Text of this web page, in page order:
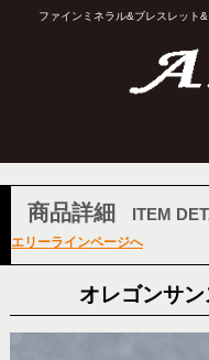
ファインミネラル&ブレスレット&
商品詳細 ITEM
エリーラインページへ
オレゴンサ